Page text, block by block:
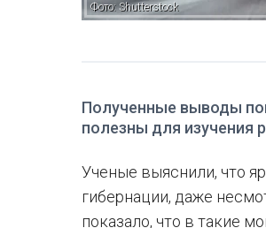
Фото: Shutterstock
Полученные выводы
полезны для изучения
Ученые выяснили, что
гибернации, даже
показало, что в такие